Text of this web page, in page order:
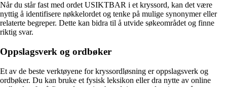
Når du står fast med ordet USIKTBAR i et kryssord, kan det være
nyttig å identifisere nøkkelordet og tenke på mulige synonymer eller
relaterte begreper. Dette kan bidra til å utvide søkeområdet og finne
riktig svar.
Oppslagsverk og ordbøker
Et av de beste verktøyene for kryssordløsning er oppslagsverk og
ordbøker. Du kan bruke et fysisk leksikon eller dra nytte av online